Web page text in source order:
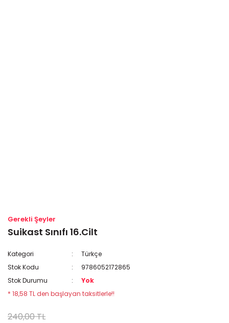
Gerekli Şeyler
Suikast Sınıfı 16.Cilt
Kategori
Türkçe
Stok Kodu
9786052172865
Stok Durumu
Yok
* 18,58 TL den başlayan taksitlerle!!
240,00 TL